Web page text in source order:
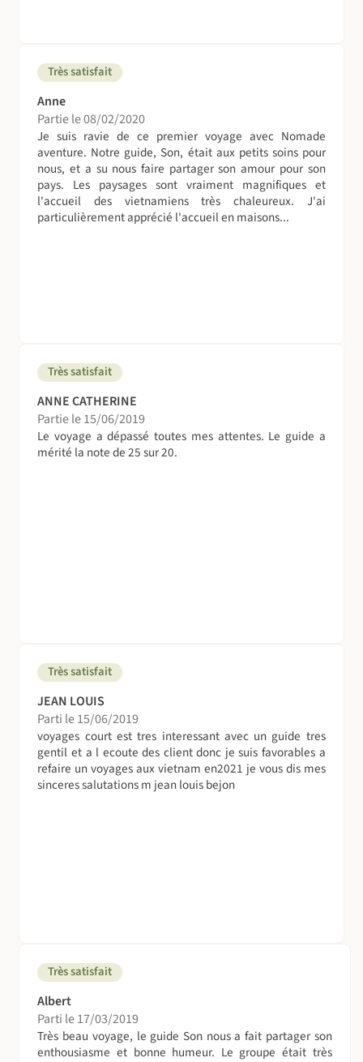
Très satisfait
Anne
Partie le 08/02/2020
Je suis ravie de ce premier voyage avec Nomade
aventure. Notre guide, Son, était aux petits soins pour
nous, et a su nous faire partager son amour pour son
pays. Les paysages sont vraiment magnifiques et
l'accueil des vietnamiens très chaleureux. J'ai
particulièrement apprécié l'accueil en maisons...
Très satisfait
ANNE CATHERINE
Partie le 15/06/2019
Le voyage a dépassé toutes mes attentes. Le guide a
mérité la note de 25 sur 20.
Très satisfait
JEAN LOUIS
Parti le 15/06/2019
voyages court est tres interessant avec un guide tres
gentil et a l ecoute des client donc je suis favorables a
refaire un voyages aux vietnam en2021 je vous dis mes
sinceres salutations m jean louis bejon
Très satisfait
Albert
Parti le 17/03/2019
Très beau voyage, le guide Son nous a fait partager son
enthousiasme et bonne humeur. Le groupe était très